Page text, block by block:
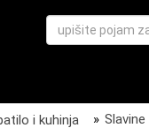
i kuhinja »